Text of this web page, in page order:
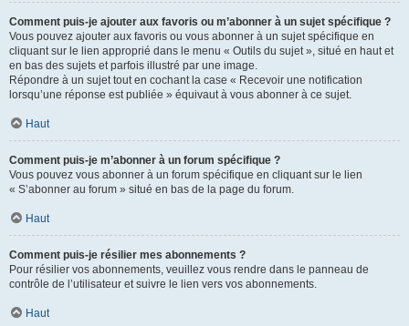
Comment puis-je ajouter aux favoris ou m’abonner à un sujet spécifique ?
Vous pouvez ajouter aux favoris ou vous abonner à un sujet spécifique en
cliquant sur le lien approprié dans le menu « Outils du sujet », situé en haut et
en bas des sujets et parfois illustré par une image.
Répondre à un sujet tout en cochant la case « Recevoir une notification
lorsqu’une réponse est publiée » équivaut à vous abonner à ce sujet.
Haut
Comment puis-je m’abonner à un forum spécifique ?
Vous pouvez vous abonner à un forum spécifique en cliquant sur le lien
« S’abonner au forum » situé en bas de la page du forum.
Haut
Comment puis-je résilier mes abonnements ?
Pour résilier vos abonnements, veuillez vous rendre dans le panneau de
contrôle de l’utilisateur et suivre le lien vers vos abonnements.
Haut